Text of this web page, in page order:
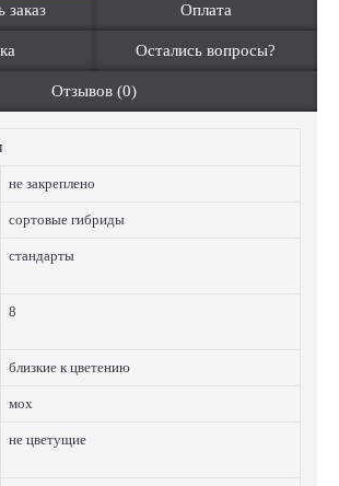
заказ Оплата
Остались вопросы?
Отзывов (0)
не закреплено
сортовые гибриды
стандарты
8
близкие к цветению
мох
не цветущие